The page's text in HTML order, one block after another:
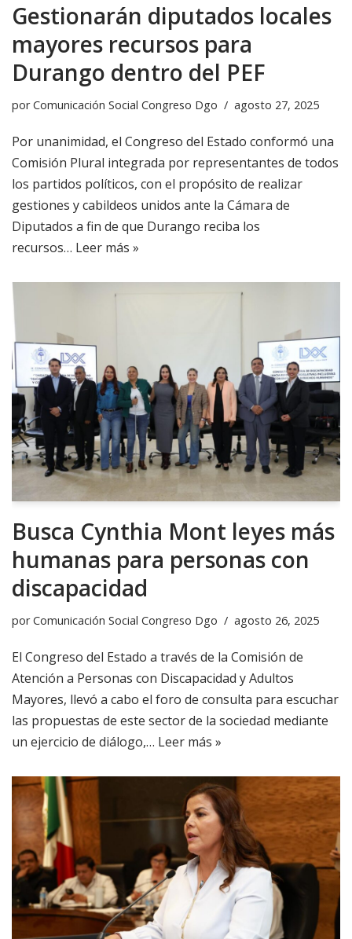
Gestionarán diputados locales
mayores recursos para
Durango dentro del PEF
porComunicación Social Congreso Dgo agosto 27, 2025
Por unanimidad, el Congreso del Estado conformó una
Comisión Plural integrada por representantes de todos
los partidos políticos, con el propósito de realizar
gestiones y cabildeos unidos ante la Cámara de
Diputados a fin de que Durango reciba los
recursos… Leer más »
Busca Cynthia Mont leyes más
humanas para personas con
discapacidad
porComunicación Social Congreso Dgo agosto 26, 2025
El Congreso del Estado a través de la Comisión de
Atención a Personas con Discapacidad y Adultos
Mayores, llevó a cabo el foro de consulta para escuchar
las propuestas de este sector de la sociedad mediante
un ejercicio de diálogo,… Leer más »